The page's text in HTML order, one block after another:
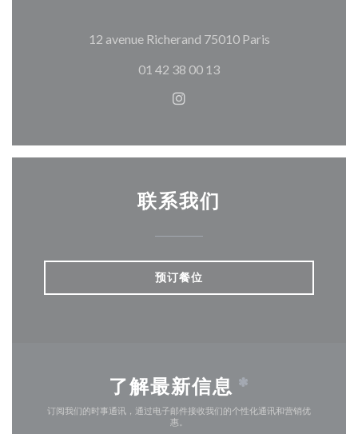
12 avenue Richerand 75010 Paris((在新窗口中打
01 42 38 00 13
Instagram ((在新窗口中打开
联系我们
预订餐位
了解最新信息 *
订阅我们的时事通讯，通过电子邮件接收我们的个性化通讯和营销优
惠。